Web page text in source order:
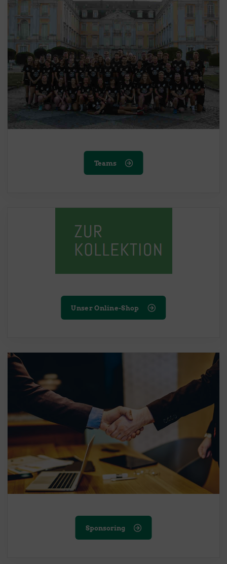
Teams
Unser Online-Shop
Sponsoring